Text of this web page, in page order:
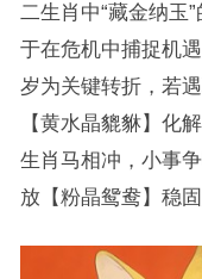
二生肖中“藏金纳玉
于在危机中捕捉机
岁为关键转折，若
【黄水晶貔貅】化
生肖马相冲，小事
放【粉晶鸳鸯】稳固